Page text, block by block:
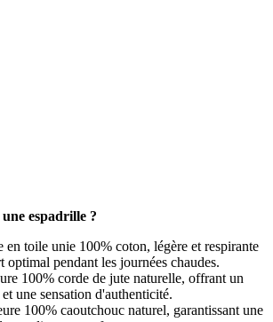
espadrille ?
en toile unie 100% coton, légère et respirante
optimal pendant les journées chaudes.
100% corde de jute naturelle, offrant un
une sensation d'authenticité.
100% caoutchouc naturel, garantissant une